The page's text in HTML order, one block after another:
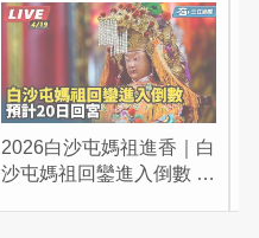
2026白沙屯媽祖進香｜白
沙屯媽祖回鑾進入倒數 預